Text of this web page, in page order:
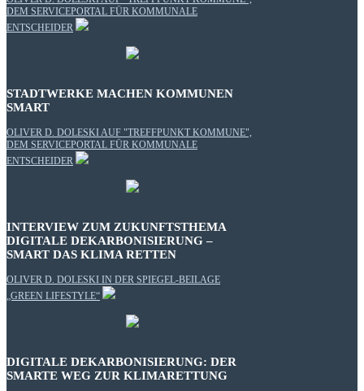
DEM SERVICEPORTAL FÜR KOMMUNALE
ENTSCHEIDER
STADTWERKE MACHEN KOMMUNEN
SMART
OLIVER D. DOLESKI AUF "TREFFPUNKT KOMMUNE",
DEM SERVICEPORTAL FÜR KOMMUNALE
ENTSCHEIDER
INTERVIEW ZUM ZUKUNFTSTHEMA
DIGITALE DEKARBONISIERUNG –
SMART DAS KLIMA RETTEN
OLIVER D. DOLESKI IN DER SPIEGEL-BEILAGE
„GREEN LIFESTYLE“
DIGITALE DEKARBONISIERUNG: DER
SMARTE WEG ZUR KLIMARETTUNG